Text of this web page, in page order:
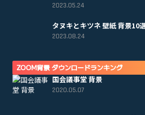
2023.05.24
タヌキとキツネ 壁紙 背景10
2023.08.24
ZOOM背景 ダウンロードランキング
国会議事堂 背景
2020.05.07